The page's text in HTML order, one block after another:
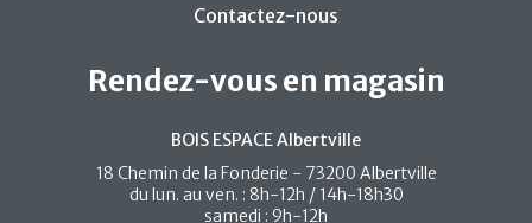
Contactez-nous
Rendez-vous en magasin
BOIS ESPACE Albertville
18 Chemin de la Fonderie - 73200 Albertville
du lun. au ven. : 8h-12h / 14h-18h30
samedi : 9h-12h